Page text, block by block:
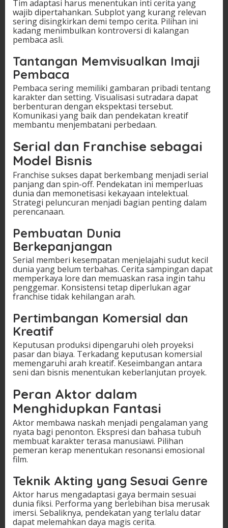
Tim adaptasi harus menentukan inti cerita yang
wajib dipertahankan. Subplot yang kurang relevan
sering disingkirkan demi tempo cerita. Pilihan ini
kadang menimbulkan kontroversi di kalangan
pembaca asli.
Tantangan Memvisualkan Imaji
Pembaca
Pembaca sering memiliki gambaran pribadi tentang
karakter dan setting. Visualisasi sutradara dapat
berbenturan dengan ekspektasi tersebut.
Komunikasi yang baik dan pendekatan kreatif
membantu menjembatani perbedaan.
Serial dan Franchise sebagai
Model Bisnis
Franchise sukses dapat berkembang menjadi serial
panjang dan spin-off. Pendekatan ini memperluas
dunia dan memonetisasi kekayaan intelektual.
Strategi peluncuran menjadi bagian penting dalam
perencanaan.
Pembuatan Dunia
Berkepanjangan
Serial memberi kesempatan menjelajahi sudut kecil
dunia yang belum terbahas. Cerita sampingan dapat
memperkaya lore dan memuaskan rasa ingin tahu
penggemar. Konsistensi tetap diperlukan agar
franchise tidak kehilangan arah.
Pertimbangan Komersial dan
Kreatif
Keputusan produksi dipengaruhi oleh proyeksi
pasar dan biaya. Terkadang keputusan komersial
memengaruhi arah kreatif. Keseimbangan antara
seni dan bisnis menentukan keberlanjutan proyek.
Peran Aktor dalam
Menghidupkan Fantasi
Aktor membawa naskah menjadi pengalaman yang
nyata bagi penonton. Ekspresi dan bahasa tubuh
membuat karakter terasa manusiawi. Pilihan
pemeran kerap menentukan resonansi emosional
film.
Teknik Akting yang Sesuai Genre
Aktor harus mengadaptasi gaya bermain sesuai
dunia fiksi. Performa yang berlebihan bisa merusak
imersi. Sebaliknya, pendekatan yang terlalu datar
dapat melemahkan daya magis cerita.